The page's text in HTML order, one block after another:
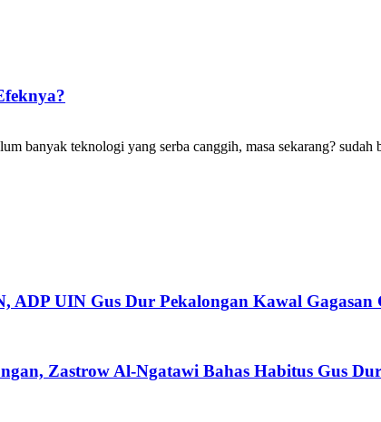
banyak teknologi yang serba canggih, masa sekarang?
UIN Gus Dur Pekalongan Kawal Gagasan
Zastrow Al-Ngatawi Bahas Habitus Gus Dur